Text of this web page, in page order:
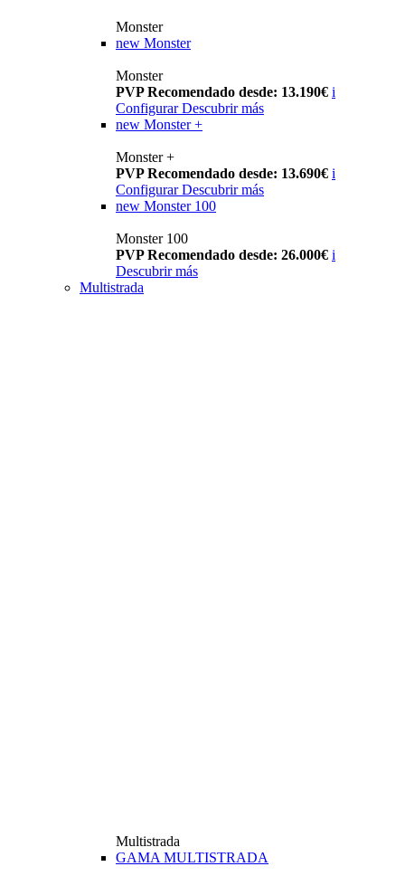
Monster
new Monster
Monster
PVP Recomendado desde: 13.190€ i
Configurar Descubrir más
new Monster +
Monster +
PVP Recomendado desde: 13.690€ i
Configurar Descubrir más
new Monster 100
Monster 100
PVP Recomendado desde: 26.000€ i
Descubrir más
Multistrada
Multistrada
GAMA MULTISTRADA